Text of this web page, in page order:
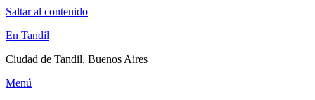
Saltar al contenido
En Tandil
Ciudad de Tandil, Buenos Aires
Menú